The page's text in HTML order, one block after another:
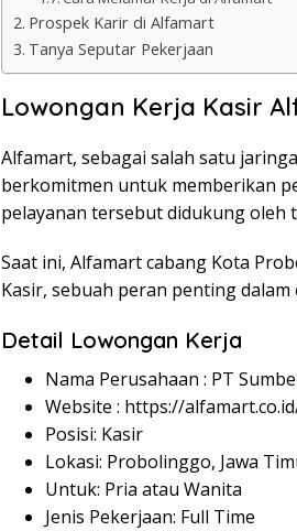
Prospek Karir di Alfamart
Tanya Seputar Pekerjaan
Lowongan Kerja Kasir
Alfamart, sebagai salah satu
berkomitmen untuk memberikan
pelayanan tersebut didukung oleh
Saat ini, Alfamart cabang Kota
Kasir, sebuah peran penting
Detail Lowongan Kerja
Nama Perusahaan : PT
Website : https://
Posisi: Kasir
Lokasi: Probolinggo, Jawa
Untuk: Pria atau Wanita
Jenis Pekerjaan: Full Time